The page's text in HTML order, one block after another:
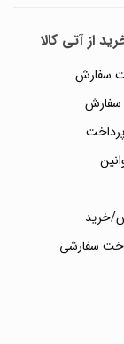
از آتی کالا
سفارش
سفارش
خرید
سفارشی